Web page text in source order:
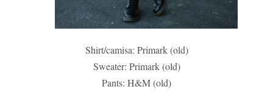
Shirt/camisa: Primark (old)
Sweater: Primark (old)
Pants: H&M (old)